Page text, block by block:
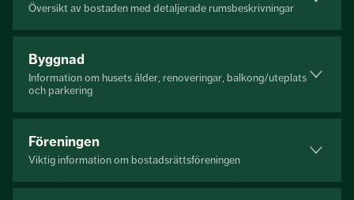
Översikt av bostaden med detaljerade rumsbeskrivningar
Byggnad
Information om husets ålder, renoveringar, balkong/uteplats
och parkering
Föreningen
Viktig information om bostadsrättsföreningen